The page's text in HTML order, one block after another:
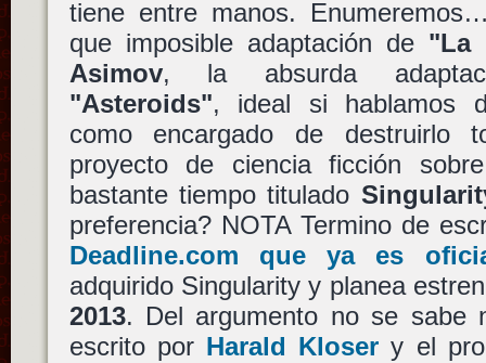
tiene entre manos.
que imposible adaptación de "La
Asimov, la absurda
"Asteroids", ideal si hablamos
como encargado de destruirlo
proyecto de ciencia ficción
bastante tiempo titulado
preferencia? NOTA Termino de
Deadline.com que ya es
adquirido Singularity y planea
2013. Del argumento no se sabe
escrito por Harald Kloser y el